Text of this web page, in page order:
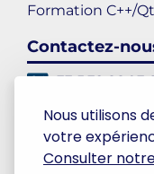
Nous utilisons
votre
Consulter
Formation C++/Qt
Contactez-
+33
LinkedIn